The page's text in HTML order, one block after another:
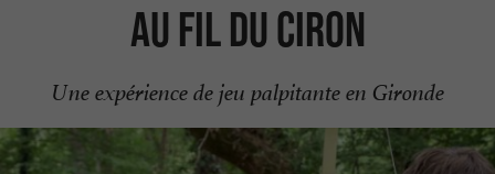
Au Fil du Ciron
Une expérience de jeu palpitante en Gironde